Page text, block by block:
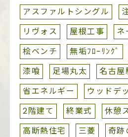
アスファルトシングル
リヴォス
屋根工事 ネ
桧ベンチ
無垢ﾌﾛｰﾘﾝｸﾞ
漆喰
足場丸太
名古屋
省エネルギー
ウッドデ
2階建て
終業式
休憩
高断熱住宅
三菱
奇跡